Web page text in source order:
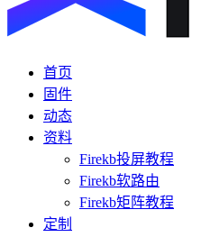
首页
固件
动态
资料
Firekb投屏教程
Firekb软路由
Firekb矩阵教程
定制